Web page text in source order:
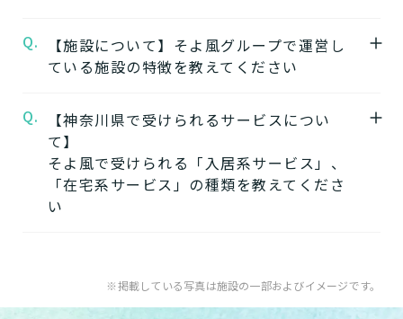
だけます。
※認定のご状況によって受けられるサービス
が変わります。
さい。
かわさき柿生グループホームそよ風の見学は
こちらよりお申込みいただけます。
申し込む
★そのほかこの介護施設について…相談した
い・資料請求したい・利用したい方はこちら
Q.
【施設について】そよ風グループで運営し
ている施設の特徴を教えてください
そよ風では下記のタイプの入居系施設をご用
意しています。それぞれの施設の特徴、ご利
用者様の目的、要介護度に合わせてご利用い
ただけます。
健康型有料老人ホームは交欒 湘南佐島のみと
Q.
【神奈川県で受けられるサービスについ
て】
そよ風で受けられる「入居系サービス」、
「在宅系サービス」の種類を教えてくださ
い
入居系サービス：ホームに入居したい方向け
の施設一覧は以下です。
※掲載している写真は施設の一部およびイメージです。